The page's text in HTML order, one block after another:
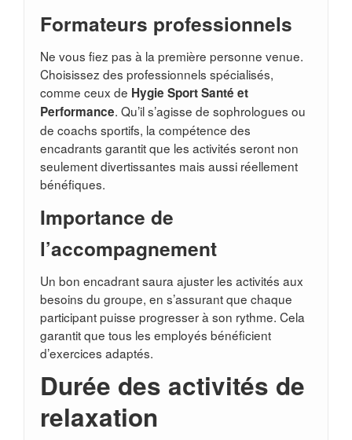
Formateurs professionnels
Ne vous fiez pas à la première personne venue.
Choisissez des professionnels spécialisés,
comme ceux de Hygie Sport Santé et
Performance. Qu’il s’agisse de sophrologues ou
de coachs sportifs, la compétence des
encadrants garantit que les activités seront non
seulement divertissantes mais aussi réellement
bénéfiques.
Importance de
l’accompagnement
Un bon encadrant saura ajuster les activités aux
besoins du groupe, en s’assurant que chaque
participant puisse progresser à son rythme. Cela
garantit que tous les employés bénéficient
d’exercices adaptés.
Durée des activités de
relaxation